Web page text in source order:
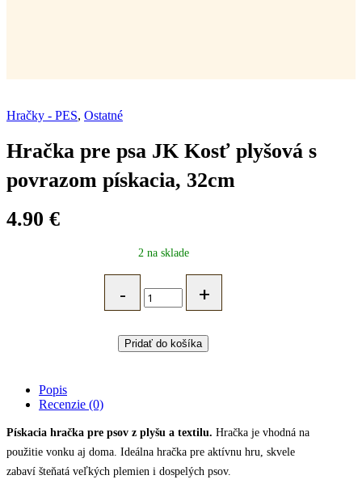
Hračky - PES, Ostatné
Hračka pre psa JK Kosť plyšová s
povrazom pískacia, 32cm
4.90 €
2 na sklade
psa
Kosť
plyšová
Pridať do košíka
Popis
Recenzie (0)
Pískacia hračka pre psov z plyšu a textilu. Hračka je vhodná na
použitie vonku aj doma. Ideálna hračka pre aktívnu hru, skvele
zabaví šteňatá veľkých plemien i dospelých psov.